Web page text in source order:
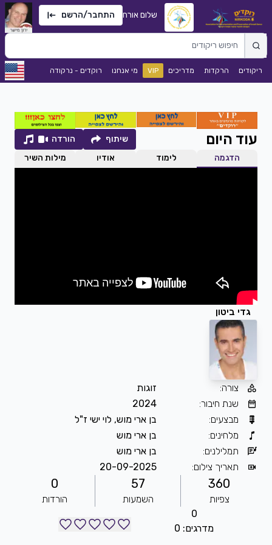
שלום אורח התחבר/הרשם
ריקודים הרקדות מדריכים VIP מי אנחנו רוקדים - נרקודה
עוד היום שיתוף
הורדה
הדגמה
לימוד אודיו מילות השיר
גדי ביטון
צורה:
זוגות
שנת חיבור:
2024
מבצעים:
בן ארי מוש, לוי ישי ז"ל
מלחינים:
בן ארי מוש
תמלילנים:
בן ארי מוש
תאריך צילום:
20-09-2025
360
צפיות
57
השמעות
0
הורדות
0
מדרגים: 0